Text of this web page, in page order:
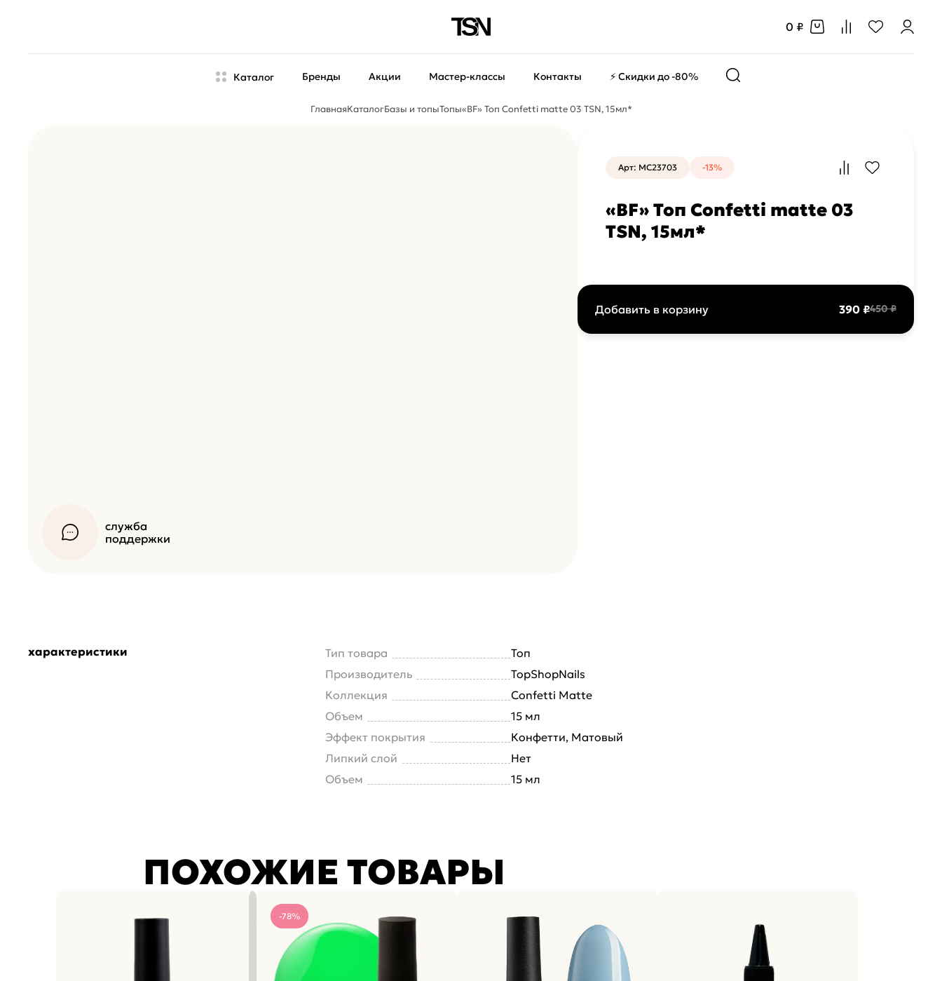
0 ₽
Каталог Бренды Акции Мастер-классы Контакты ⚡ Скидки до -80%
ГлавнаяКаталогБазы и топыТопы«BF» Топ Confetti matte 03 TSN, 15мл*
служба
поддержки
Арт: MC23703 -13%
«BF» Топ Confetti matte 03
TSN, 15мл*
Добавить в корзину 390 ₽450 ₽
характеристики Тип товара
Топ
Производитель
TopShopNails
Коллекция
Confetti Matte
Объем
15 мл
Эффект покрытия
Конфетти, Матовый
Липкий слой
Нет
Объем
15 мл
ПОХОЖИЕ ТОВАРЫ
-78%